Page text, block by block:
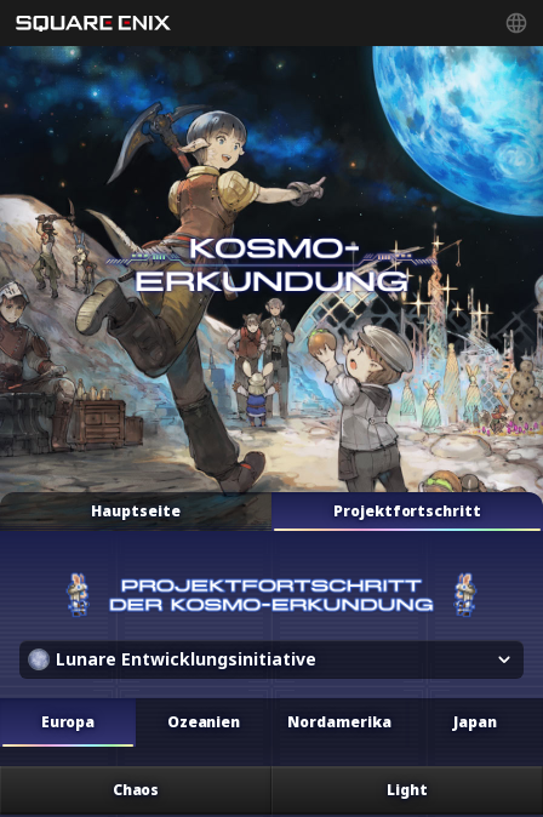
Hauptseite Projektfortschritt
Lunare Entwicklungsinitiative
Europa Ozeanien Nordamerika Japan
Chaos Light